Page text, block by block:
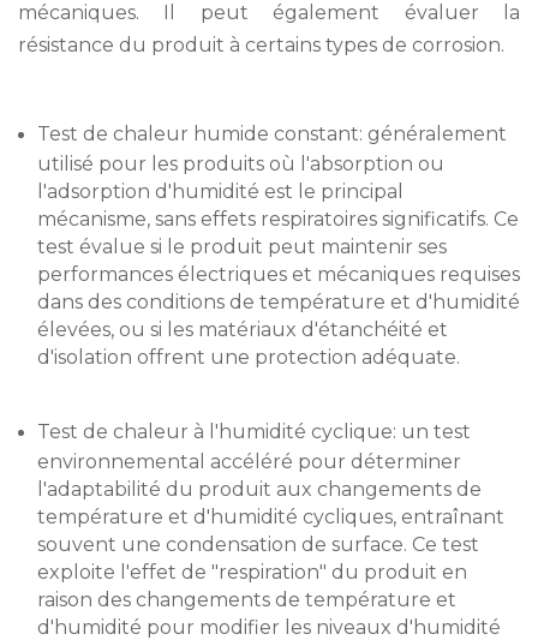
mécaniques. Il peut également évaluer la
résistance du produit à certains types de corrosion.
Test de chaleur humide constant: généralement
utilisé pour les produits où l'absorption ou
l'adsorption d'humidité est le principal
mécanisme, sans effets respiratoires significatifs. Ce
test évalue si le produit peut maintenir ses
performances électriques et mécaniques requises
dans des conditions de température et d'humidité
élevées, ou si les matériaux d'étanchéité et
d'isolation offrent une protection adéquate.
Test de chaleur à l'humidité cyclique: un test
environnemental accéléré pour déterminer
l'adaptabilité du produit aux changements de
température et d'humidité cycliques, entraînant
souvent une condensation de surface. Ce test
exploite l'effet de "respiration" du produit en
raison des changements de température et
d'humidité pour modifier les niveaux d'humidité